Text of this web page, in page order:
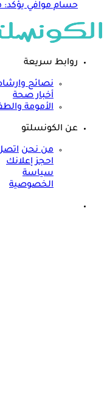
حسام موافي يؤكد:
روابط سريعة
نصائح
أخبار صحة
الأمومة
عن الكونسلتو
من نحن
احجز إعلانك
سياسة
الخصوصية